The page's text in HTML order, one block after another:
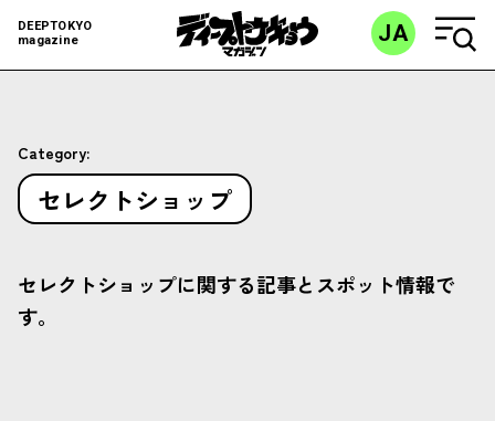
DEEPTOKYO
magazine
JA
Category:
セレクトショップ
セレクトショップに関する記事とスポット情報で
す。